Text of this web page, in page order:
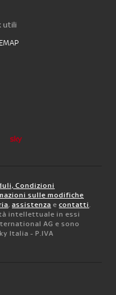
utili
Condizioni
sulle modifiche
, assistenza e contatti.
intellettuale in essi
AG e sono
Italia - P.IVA